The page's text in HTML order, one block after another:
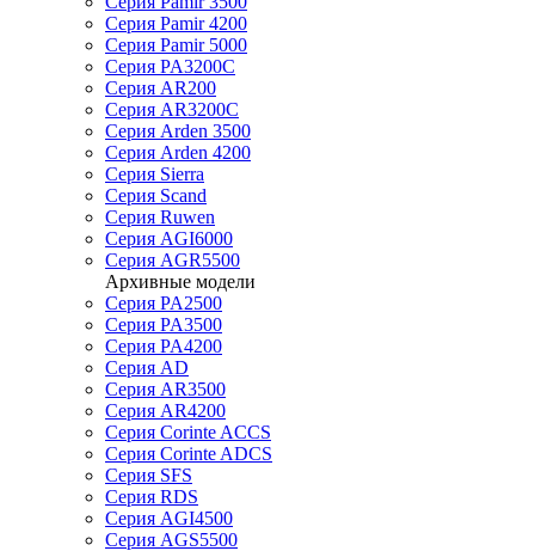
Серия Pamir 4200
Серия Pamir 5000
Серия PA3200C
Серия AR200
Серия AR3200C
Серия Arden 3500
Серия Arden 4200
Серия Sierra
Серия Scand
Серия Ruwen
Серия AGI6000
Серия AGR5500
Архивные модели
Серия PA2500
Серия PA3500
Серия PA4200
Серия AD
Серия AR3500
Серия AR4200
Серия Corinte ACCS
Серия Corinte ADCS
Серия SFS
Серия RDS
Серия AGI4500
Серия AGS5500